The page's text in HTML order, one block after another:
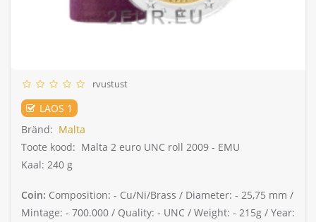
rvustust
LAOS 1
Bränd: Malta
Toote kood: Malta 2 euro UNC roll 2009 - EMU
Kaal: 240 g
Coin: Composition: - Cu/Ni/Brass / Diameter: - 25,75 mm /
Mintage: - 700.000 / Quality: - UNC / Weight: - 215g / Year: